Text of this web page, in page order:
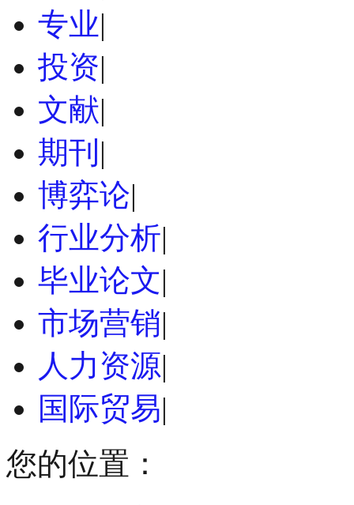
专业|
投资|
文献|
期刊 |
博弈论|
行业分析|
毕业论文|
市场营销|
人力资源|
国际贸易|
您的位置：